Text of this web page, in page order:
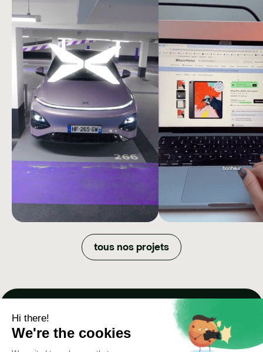
XPENG
Comment nous avons quadruplé
la portée organique et optimisé
l'efficacité budgétaire de XPENG
Comment Back
appareils
de vie tendance en
créateurs une
créative.
tous nos projets